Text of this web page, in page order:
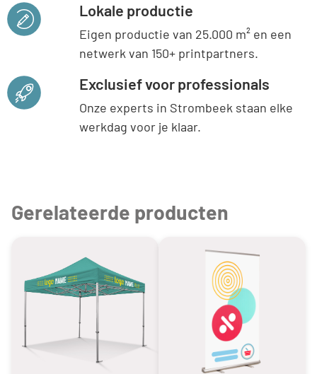
Lokale productie
Eigen productie van 25.000 m² en een
netwerk van 150+ printpartners.
Exclusief voor professionals
Onze experts in Strombeek staan elke
werkdag voor je klaar.
Gerelateerde producten